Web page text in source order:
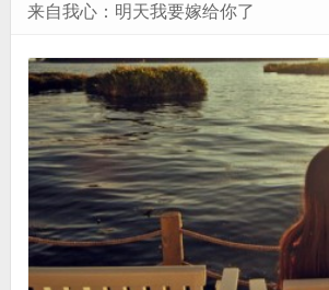
来自我心：明天我要嫁给你了